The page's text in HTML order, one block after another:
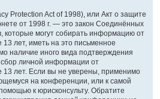
Protection Act of 1998), или Акт о защите
от 1998 г. — это закон Соединённых
которые могут собирать информацию от
лет, иметь на это письменное
наличие иного вида подтверждения
личной информации от
лет. Если вы не уверены, применимо
на конференции, или к самой
к юрисконсульту. Обратите